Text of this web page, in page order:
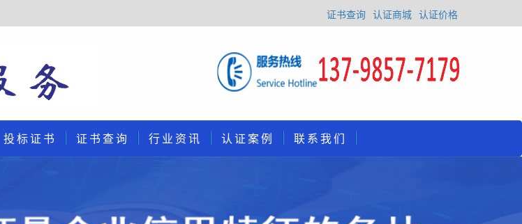
证书查询 认证商城 认证价格
投标证书 证书查询 行业资讯 认证案例 联系我们